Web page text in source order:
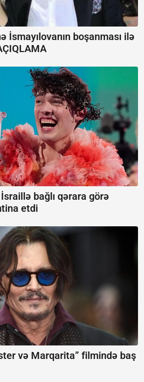
İsmayılovanın boşanması ilə
bağlı qərara görə
etdi
və Marqarita” filmində baş